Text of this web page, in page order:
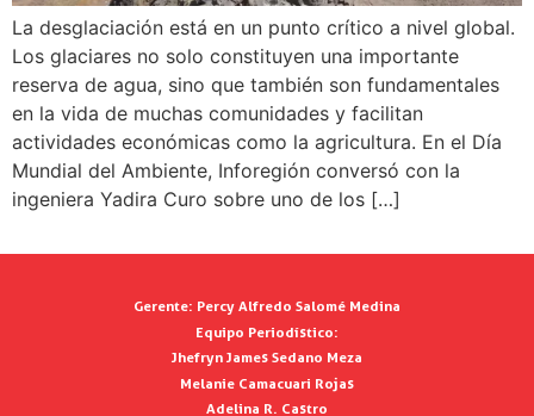
La desglaciación está en un punto crítico a nivel global.
Los glaciares no solo constituyen una importante
reserva de agua, sino que también son fundamentales
en la vida de muchas comunidades y facilitan
actividades económicas como la agricultura. En el Día
Mundial del Ambiente, Inforegión conversó con la
ingeniera Yadira Curo sobre uno de los […]
Gerente: Percy Alfredo Salomé Medina
Equipo Periodístico:
Jhefryn James Sedano Meza
Melanie Camacuari Rojas
Adelina R. Castro